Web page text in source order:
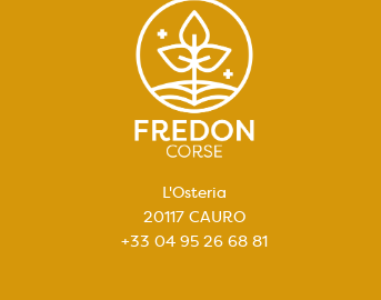
L'Osteria
20117 CAURO
+33 04 95 26 68 81